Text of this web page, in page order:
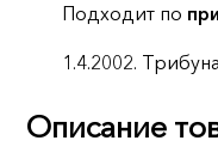
Подходит по
1.4.2002. Трибуна
Описание